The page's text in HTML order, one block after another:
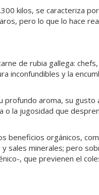
kilos, se caracteriza
pero lo que lo hace
de rubia gallega:
inconfundibles y la
profundo aroma, su
la jugosidad que
beneficios orgánicos,
sales minerales; pero
, que previenen el